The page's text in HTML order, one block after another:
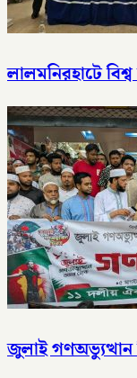
লালমনিরহাটে
জুলাই